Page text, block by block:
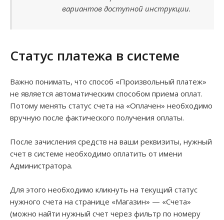
вариантов доступной инструкции.
Статус платежа в системе
Важно понимать, что способ «Произвольный платеж»
не является автоматическим способом приема оплат.
Потому менять статус счета на «Оплачен» необходимо
вручную после фактического получения оплаты.
После зачисления средств на ваши реквизиты, нужный
счет в системе необходимо оплатить от имени
Администратора.
Для этого необходимо кликнуть на текущий статус
нужного счета на странице «Магазин» — «Счета»
(можно найти нужный счет через фильтр по номеру